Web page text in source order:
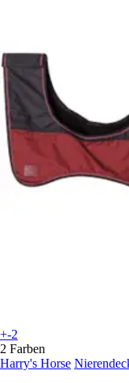
+-2
2 Farben
Harry's Horse